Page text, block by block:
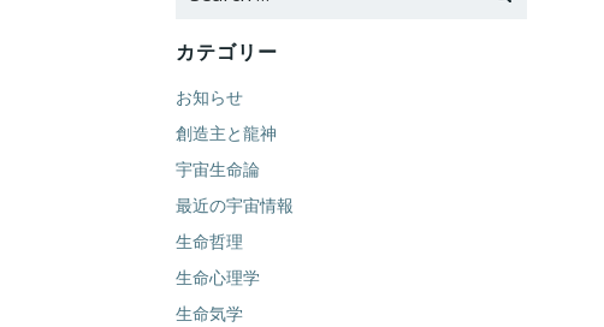
カテゴリー
お知らせ
創造主と龍神
宇宙生命論
最近の宇宙情報
生命哲理
生命心理学
生命気学